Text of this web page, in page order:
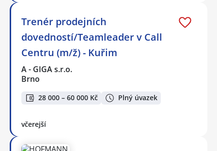
Trenér prodejních
dovedností/Teamleader v Call
Centru (m/ž) - Kuřim
A - GIGA s.r.o.
Brno
28 000 – 60 000 Kč Plný úvazek
včerejší